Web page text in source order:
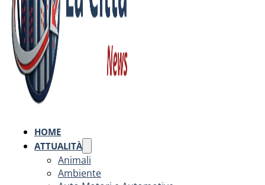
HOME
ATTUALITÀ
Animali
Ambiente